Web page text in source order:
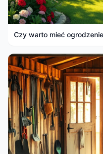
Czy warto mieć